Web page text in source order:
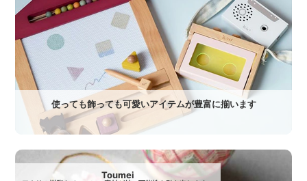
使っても飾っても可愛いアイテムが豊富に揃います
Toumei